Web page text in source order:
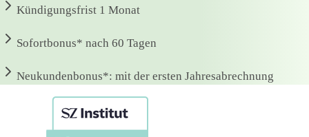
Kündigungsfrist 1 Monat
Sofortbonus* nach 60 Tagen
Neukundenbonus*: mit der ersten Jahresabrechnung